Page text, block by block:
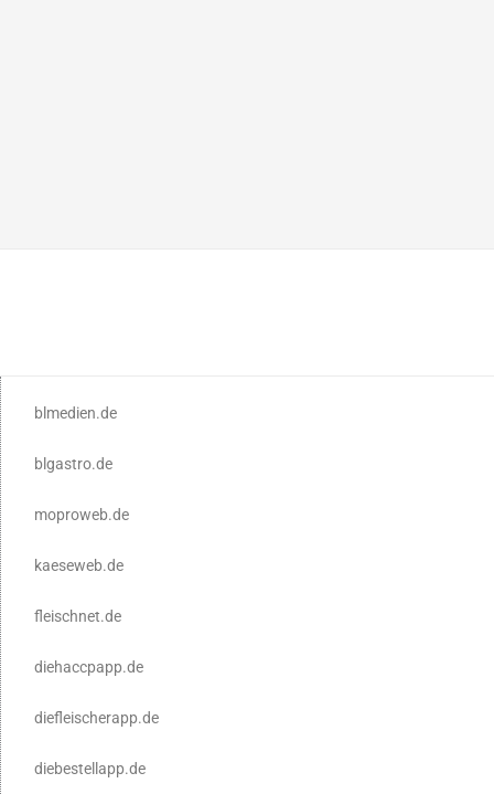
blmedien.de
blgastro.de
moproweb.de
kaeseweb.de
fleischnet.de
diehaccpapp.de
diefleischerapp.de
diebestellapp.de